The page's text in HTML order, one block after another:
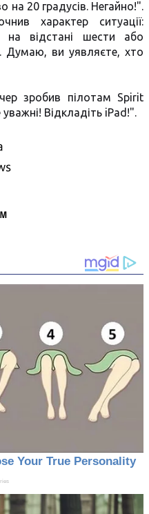
на 20 градусів. Негайно!".
характер ситуації:
на відстані шести або
Думаю, ви уявляєте, хто
зробив пілотам Spirit
Відкладіть iPad!".